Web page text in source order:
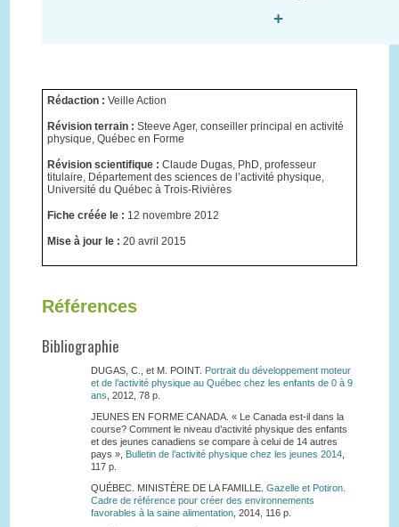
+
Rédaction : Veille Action
Révision terrain : Steeve Ager, conseiller principal en activité
physique, Québec en Forme
Révision scientifique : Claude Dugas, PhD, professeur
titulaire, Département des sciences de l’activité physique,
Université du Québec à Trois-Rivières
Fiche créée le : 12 novembre 2012
Mise à jour le : 20 avril 2015
Références
Bibliographie
DUGAS, C., et M. POINT. Portrait du développement moteur
et de l’activité physique au Québec chez les enfants de 0 à 9
ans , 2012, 78 p.
JEUNES EN FORME CANADA. « Le Canada est-il dans la
course? Comment le niveau d’activité physique des enfants
et des jeunes canadiens se compare à celui de 14 autres
pays », Bulletin de l’activité physique chez les jeunes 2014,
117 p.
QUÉBEC. MINISTÈRE DE LA FAMILLE. Gazelle et Potiron.
Cadre de référence pour créer des environnements
favorables à la saine alimentation, 2014, 116 p.